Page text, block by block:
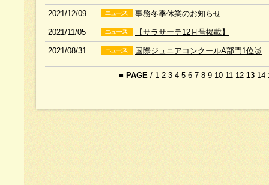
2021/12/09 事務冬季休業のお知らせ
2021/11/05 【サラサーテ12月号掲載】
2021/08/31 国際ジュニアコンクールA部門1位🥇
■ PAGE / 1 2 3 4 5 6 7 8 9 10 11 12 13 14